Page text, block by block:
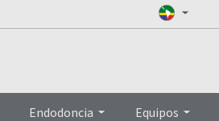
Endodoncia Equipos